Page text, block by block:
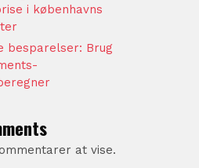
i københavns
besparelser: Brug
at vise.